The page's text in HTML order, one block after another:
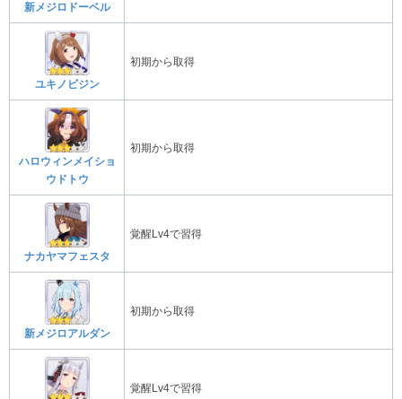
新メジロドーベル
ユキノビジン
初期から取得
ハロウィンメイショ
ウドトウ
初期から取得
ナカヤマフェスタ
覚醒Lv4で習得
新メジロアルダン
初期から取得
覚醒Lv4で習得